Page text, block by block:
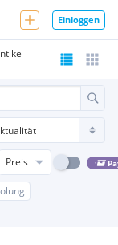
Einloggen
Preis